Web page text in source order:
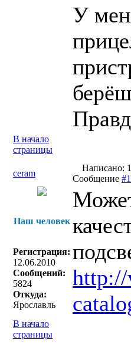
У
В начало
страницы
ceram
Написано:
Сообщение
Наш человек
Регистрация:
12.06.2010
Сообщений:
5824
Откуда:
Ярославль
http://
В начало
страницы